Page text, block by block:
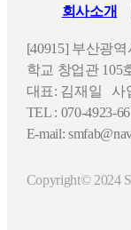
회사소개
[40915] 부산광
학교 창업관 105
대표: 김재일 사
TEL : 070-4923-
E-mail:
Copyright© 2024